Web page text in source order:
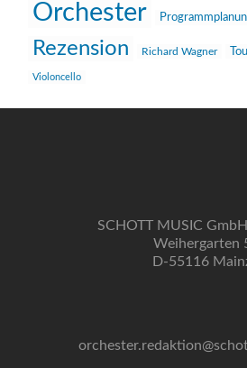
Orchester
Rezension Richard Wagner
Violoncello
SCHOTT MUSIC
Weihergarten
D-55116